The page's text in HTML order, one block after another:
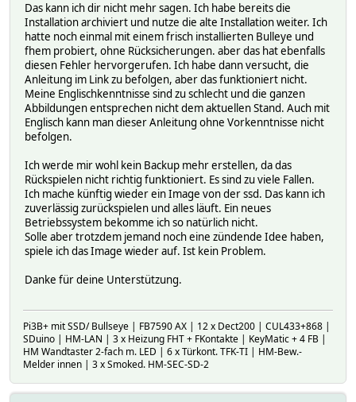
Das kann ich dir nicht mehr sagen. Ich habe bereits die
Installation archiviert und nutze die alte Installation weiter. Ich
hatte noch einmal mit einem frisch installierten Bulleye und
fhem probiert, ohne Rücksicherungen. aber das hat ebenfalls
diesen Fehler hervorgerufen. Ich habe dann versucht, die
Anleitung im Link zu befolgen, aber das funktioniert nicht.
Meine Englischkenntnisse sind zu schlecht und die ganzen
Abbildungen entsprechen nicht dem aktuellen Stand. Auch mit
Englisch kann man dieser Anleitung ohne Vorkenntnisse nicht
befolgen.
Ich werde mir wohl kein Backup mehr erstellen, da das
Rückspielen nicht richtig funktioniert. Es sind zu viele Fallen.
Ich mache künftig wieder ein Image von der ssd. Das kann ich
zuverlässig zurückspielen und alles läuft. Ein neues
Betriebssystem bekomme ich so natürlich nicht.
Solle aber trotzdem jemand noch eine zündende Idee haben,
spiele ich das Image wieder auf. Ist kein Problem.
Danke für deine Unterstützung.
Pi3B+ mit SSD/ Bullseye | FB7590 AX | 12 x Dect200 | CUL433+868 |
SDuino | HM-LAN | 3 x Heizung FHT + FKontakte | KeyMatic + 4 FB |
HM Wandtaster 2-fach m. LED | 6 x Türkont. TFK-TI | HM-Bew.-
Melder innen | 3 x Smoked. HM-SEC-SD-2